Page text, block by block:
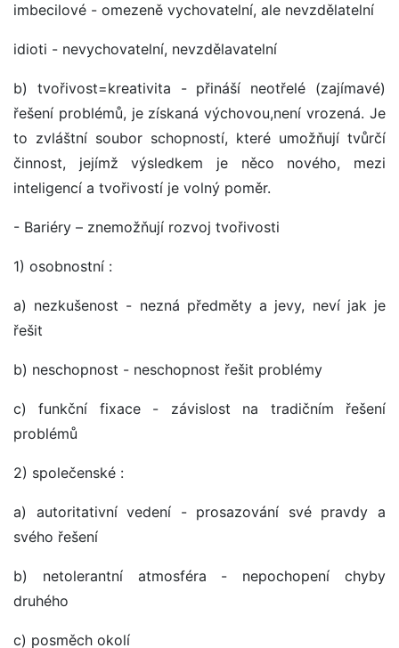
imbecilové - omezeně vychovatelní, ale nevzdělatelní
idioti - nevychovatelní, nevzdělavatelní
b) tvořivost=kreativita - přináší neotřelé (zajímavé)
řešení problémů, je získaná výchovou,není vrozená. Je
to zvláštní soubor schopností, které umožňují tvůrčí
činnost, jejímž výsledkem je něco nového, mezi
inteligencí a tvořivostí je volný poměr.
- Bariéry – znemožňují rozvoj tvořivosti
1) osobnostní :
a) nezkušenost - nezná předměty a jevy, neví jak je
řešit
b) neschopnost - neschopnost řešit problémy
c) funkční fixace - závislost na tradičním řešení
problémů
2) společenské :
a) autoritativní vedení - prosazování své pravdy a
svého řešení
b) netolerantní atmosféra - nepochopení chyby
druhého
c) posměch okolí